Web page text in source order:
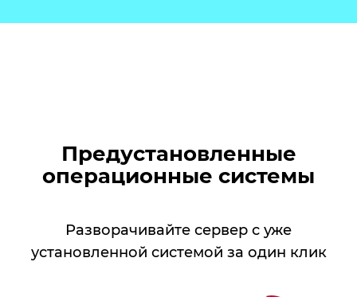
Предустановленные
операционные системы
Разворачивайте сервер с уже
установленной системой за один клик